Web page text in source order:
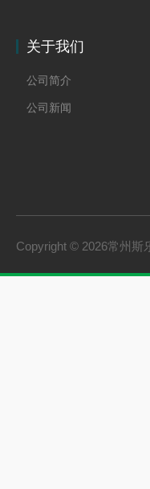
关于我们
公司简介
公司新闻
Copyright © 2026常州